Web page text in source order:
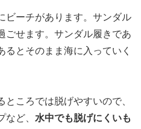
ビーチがあります。サンダル
ごせます。サンダル履きであ
とそのまま海に入っていく
ころでは脱げやすいので、
ど、 水中でも脱げにくいも